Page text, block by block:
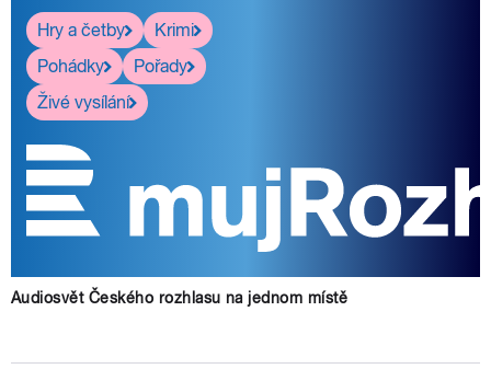
Hry a četby
Krimi
Pohádky
Pořady
Živé vysílání
Audiosvět Českého rozhlasu na jednom místě